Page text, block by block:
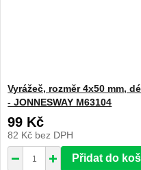
Vyrážeč, rozměr 4x50 mm,
- JONNESWAY M63104
99 Kč
82 Kč bez DPH
Přidat do